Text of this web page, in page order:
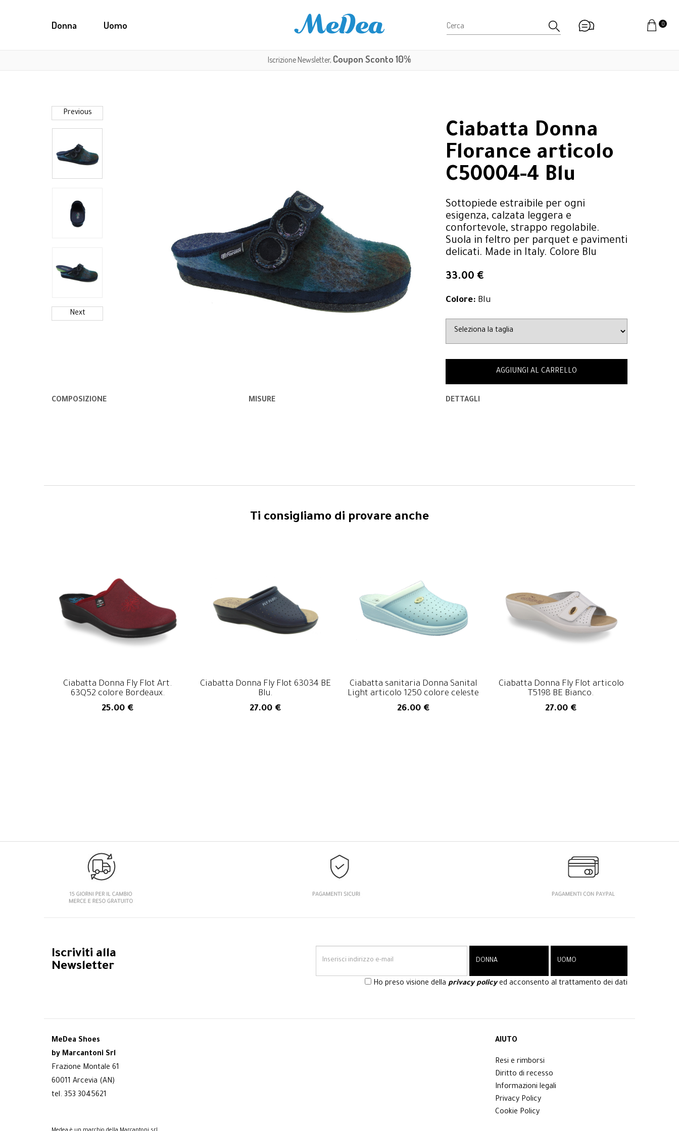
Donna Uomo 0
Iscrizione Newsletter, Coupon Sconto 10%
Previous
Next
Ciabatta Donna
Florance articolo
C50004-4 Blu
Sottopiede estraibile per ogni
esigenza, calzata leggera e
confortevole, strappo regolabile.
Suola in feltro per parquet e pavimenti
delicati. Made in Italy. Colore Blu
33.00 €
Colore: Blu
AGGIUNGI AL CARRELLO
COMPOSIZIONE MISURE DETTAGLI
Ti consigliamo di provare anche
Ciabatta Donna Fly Flot Art.
63Q52 colore Bordeaux.
25.00 €
Ciabatta Donna Fly Flot 63034 BE
Blu.
27.00 €
Ciabatta sanitaria Donna Sanital
Light articolo 1250 colore celeste
26.00 €
Ciabatta Donna Fly Flot articolo
T5198 BE Bianco.
27.00 €
Iscriviti alla
Newsletter
Ho preso visione della privacy policyed acconsento al trattamento dei dati
MeDea Shoes
by Marcantoni Srl
Frazione Montale 61
60011 Arcevia (AN)
tel. 353 3045621
AIUTO
Resi e rimborsi
Diritto di recesso
Informazioni legali
Privacy Policy
Cookie Policy